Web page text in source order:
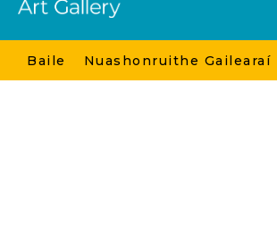
Baile Nuashonruithe Gailearaí